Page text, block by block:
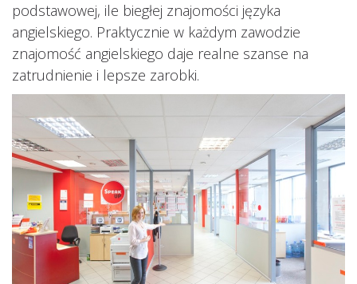
podstawowej, ile biegłej znajomości języka
angielskiego. Praktycznie w każdym zawodzie
znajomość angielskiego daje realne szanse na
zatrudnienie i lepsze zarobki.